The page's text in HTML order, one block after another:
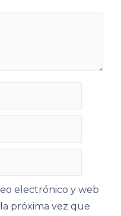
electrónico y web
próxima vez que